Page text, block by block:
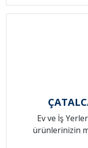
Ev ve İş
ürünlerinizin